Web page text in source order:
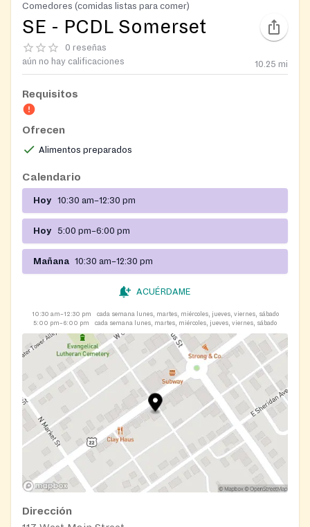
Comedores (comidas listas para comer)
SE - PCDL Somerset
0 reseñas
aún no hay calificaciones
10.25 mi
Requisitos
Ofrecen
Alimentos preparados
Calendario
Hoy 10:30 am–12:30 pm
Hoy 5:00 pm–6:00 pm
Mañana 10:30 am–12:30 pm
ACUÉRDAME
10:30 am–12:30 pm
cada semana lunes, martes, miércoles, jueves, viernes, sábado
5:00 pm–6:00 pm
cada semana lunes, martes, miércoles, jueves, viernes, sábado
Dirección